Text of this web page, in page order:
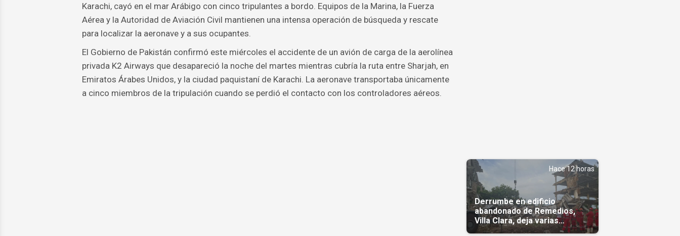
Karachi, cayó en el mar Arábigo con cinco tripulantes a bordo. Equipos de la Marina, la Fuerza
Aérea y la Autoridad de Aviación Civil mantienen una intensa operación de búsqueda y rescate
para localizar la aeronave y a sus ocupantes.
El Gobierno de Pakistán confirmó este miércoles el accidente de un avión de carga de la aerolínea
privada K2 Airways que desapareció la noche del martes mientras cubría la ruta entre Sharjah, en
Emiratos Árabes Unidos, y la ciudad paquistaní de Karachi. La aeronave transportaba únicamente
a cinco miembros de la tripulación cuando se perdió el contacto con los controladores aéreos.
Hace 12 horas
Derrumbe en edificio
abandonado de Remedios,
Villa Clara, deja varias
personas atrapadas